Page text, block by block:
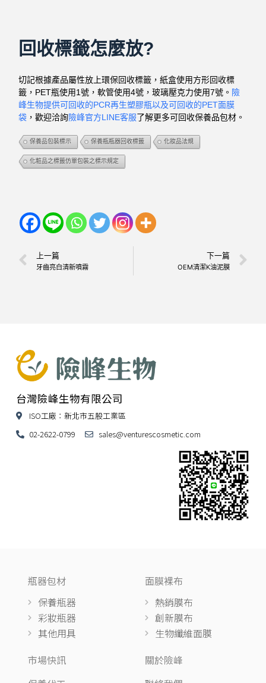
回收標籤怎麼放?
切記根據產品屬性放上環保回收標籤，紙盒使用方形回收標
籤，PET瓶使用1號，軟管使用4號，玻璃壓克力使用7號。 險
峰生物提供可回收的PCR再生塑膠瓶以及可回收的PET面膜
袋 ，歡迎洽詢險峰官方LINE客服了解更多可回收保養品包材。
保養品包裝標示 保養瓶瓶器回收標籤 化妝品法規
化粧品之標籤仿單包裝之標示規定
上一篇
牙齒亮白清新噴霧
下一篇
OEM清潔K油泥膜
台灣險峰生物有限公司
ISO工廠：新北市五股工業區
02-2622-0799
sales@venturescosmetic.com
瓶器包材
保養瓶器
彩妝瓶器
其他用具
面膜裸布
熱銷膜布
創新膜布
生物纖維面膜
市場快訊
關於險峰